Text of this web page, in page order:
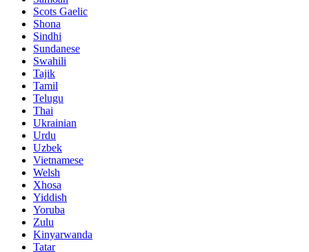
Scots Gaelic
Shona
Sindhi
Sundanese
Swahili
Tajik
Tamil
Telugu
Thai
Ukrainian
Urdu
Uzbek
Vietnamese
Welsh
Xhosa
Yiddish
Yoruba
Zulu
Kinyarwanda
Tatar